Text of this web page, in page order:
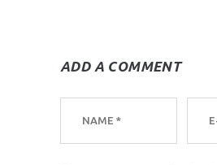
ADD A COMMENT